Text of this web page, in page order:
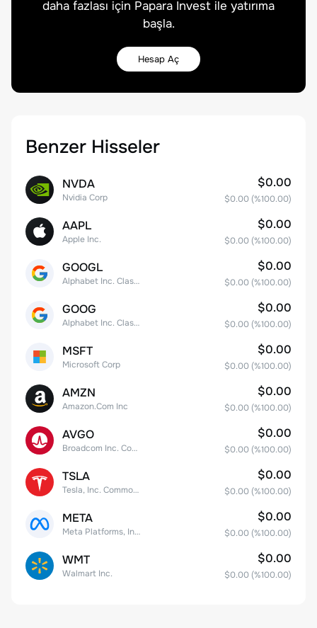
daha fazlası için Papara Invest ile yatırıma
başla.
Hesap Aç
Benzer Hisseler
NVDA
Nvidia Corp
$0.00
$0.00 (%100.00)
AAPL
Apple Inc.
$0.00
$0.00 (%100.00)
GOOGL
Alphabet Inc. Class A Common Stock
$0.00
$0.00 (%100.00)
GOOG
Alphabet Inc. Class C Capital Stock
$0.00
$0.00 (%100.00)
MSFT
Microsoft Corp
$0.00
$0.00 (%100.00)
AMZN
Amazon.Com Inc
$0.00
$0.00 (%100.00)
AVGO
Broadcom Inc. Common Stock
$0.00
$0.00 (%100.00)
TSLA
Tesla, Inc. Common Stock
$0.00
$0.00 (%100.00)
META
Meta Platforms, Inc. Class A Common Stock
$0.00
$0.00 (%100.00)
WMT
Walmart Inc.
$0.00
$0.00 (%100.00)